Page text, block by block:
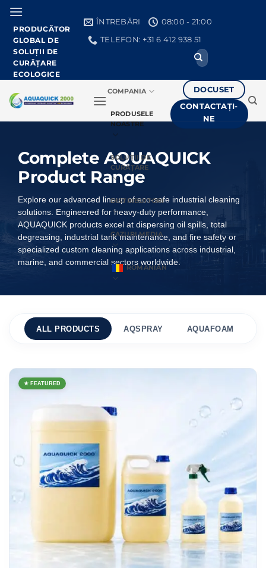
Treci
conținut
PRODUCĂTOR
GLOBAL DE
SOLUȚII DE
CURĂȚARE
ECOLOGICE
ÎNTREBĂRI
08:00 - 21:00
TELEFON: +31 6 412 938 51
Căutați:
COMPANIA
PRODUSELE
NOASTRE
SOLUȚII DE
CURĂȚARE
DISTRIBUITORI
CAZURI MEDIA
ROMANIAN
DOCUSET
CONTACTAȚI-
NE
Complete AQUAQUICK
Product Range
Explore our advanced lineup of eco-safe industrial cleaning
solutions. Engineered for heavy-duty performance,
AQUAQUICK products excel at dispersing oil spills, total
degreasing, industrial tank maintenance, and fire safety or
specialized custom cleaning applications across industrial,
marine, and commercial sectors worldwide.
ALL PRODUCTS AQSPRAY AQUAFOAM
★ FEATURED